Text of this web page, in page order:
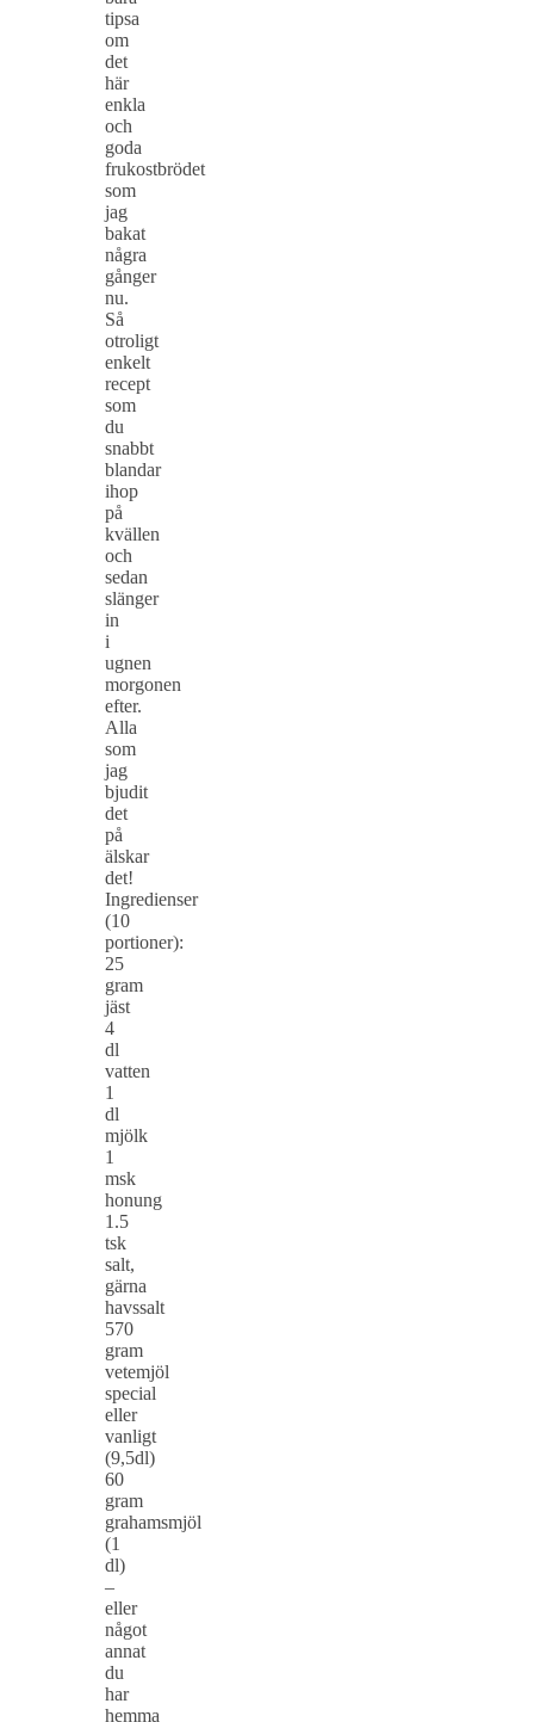
tipsa
om
det
här
enkla
och
goda
frukostbrödet
som
jag
bakat
några
gånger
nu.
Så
otroligt
enkelt
recept
som
du
snabbt
blandar
ihop
på
kvällen
och
sedan
slänger
in
i
ugnen
morgonen
efter.
Alla
som
jag
bjudit
det
på
älskar
det!
Ingredienser
(10
portioner):
25
gram
jäst
4
dl
vatten
1
dl
mjölk
1
msk
honung
1.5
tsk
salt,
gärna
havssalt
570
gram
vetemjöl
special
eller
vanligt
(9,5dl)
60
gram
grahamsmjöl
(1
dl)
–
eller
något
annat
du
har
hemma